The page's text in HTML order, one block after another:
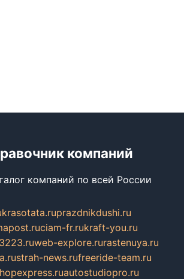
компаний
компаний по всей России
krasotata.ruprazdnikdushi.ru
ciam-fr.rukraft-you.ru
web-explore.rurastenuya.ru
strah-news.rufreeride-team.ru
autostudiopro.ru